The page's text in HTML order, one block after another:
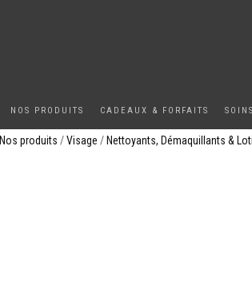
NOS PRODUITS CADEAUX & FORFAITS
Nos produits /Visage / Nettoyants, Démaquillants &